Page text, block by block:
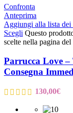
Confronta
Anteprima
Aggiungi alla lista dei
Scegli Questo
scelte nella pagina
Parrucca Love –
Consegna
130,00€